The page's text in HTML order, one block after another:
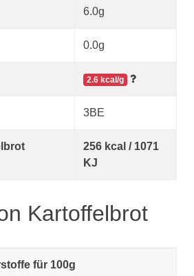
6.0g
0.0g
2.6 kcal/g
3BE
256 kcal / 1071
KJ
Kartoffelbrot
für 100g